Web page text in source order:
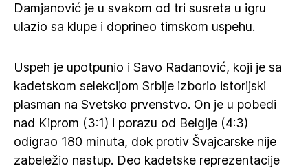
Damjanović je u svakom od tri susreta u igru
ulazio sa klupe i doprineo timskom uspehu.
Uspeh je upotpunio i Savo Radanović, koji je sa
kadetskom selekcijom Srbije izborio istorijski
plasman na Svetsko prvenstvo. On je u pobedi
nad Kiprom (3:1) i porazu od Belgije (4:3)
odigrao 180 minuta, dok protiv Švajcarske nije
zabeležio nastup. Deo kadetske reprezentacije